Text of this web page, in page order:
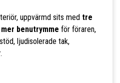
uppvärmd sits med tre
mer benutrymme för föraren,
ljudisolerade tak,